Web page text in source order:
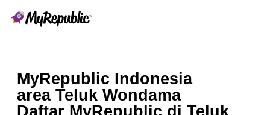
MyRepublic Indonesia
area Teluk Wondama
Daftar MyRepublic di Teluk